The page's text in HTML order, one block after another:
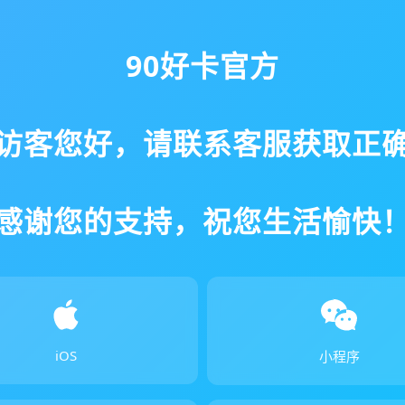
90好卡官方
客您好，请联系客服获取正
谢您的支持，祝您生活愉快
iOS 小程序